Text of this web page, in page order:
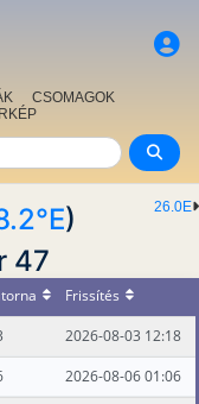
CSOMAGOK
26.0E
)
47
Frissítés
2026-08-03 12:18
2026-08-06 01:06